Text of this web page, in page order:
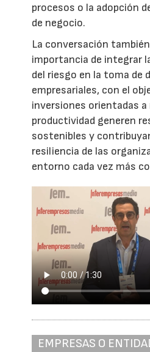
procesos o la adopción
de negocio.
La conversación
importancia de integrar
del riesgo en la toma de
empresariales, con el
inversiones orientadas a
productividad generen
sostenibles y
resiliencia de las
entorno cada vez más
EMPRESAS O